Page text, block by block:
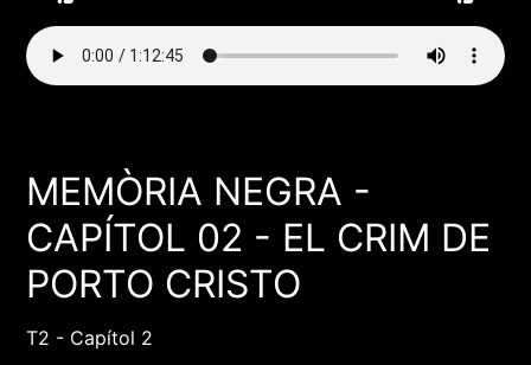
MEMÒRIA NEGRA -
CAPÍTOL 02 - EL CRIM DE
PORTO CRISTO
T2 - Capítol 2